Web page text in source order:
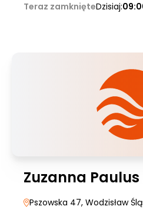
Teraz zamknięteDzisiaj:
Zuzanna
Pszowska 47, Wodzisław